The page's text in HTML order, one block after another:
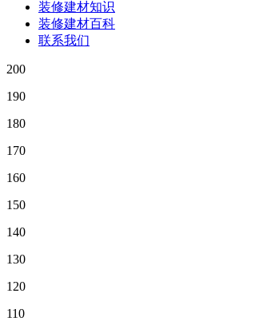
装修建材知识
装修建材百科
联系我们
200
190
180
170
160
150
140
130
120
110